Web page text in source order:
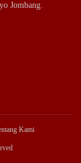
Jombang.
Kami